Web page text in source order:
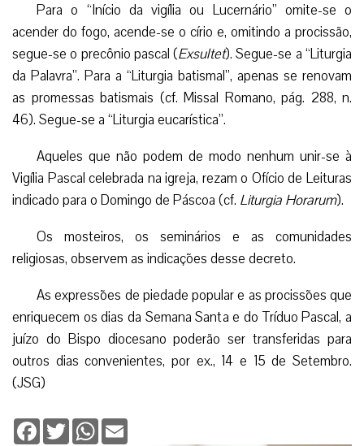
Para o “Início da vigília ou Lucernário” omite-se o
acender do fogo, acende-se o círio e, omitindo a procissão,
segue-se o precônio pascal (Exsultet). Segue-se a “Liturgia
da Palavra”. Para a “Liturgia batismal”, apenas se renovam
as promessas batismais (cf. Missal Romano, pág. 288, n.
46). Segue-se a “Liturgia eucarística”.
Aqueles que não podem de modo nenhum unir-se à
Vigília Pascal celebrada na igreja, rezam o Ofício de Leituras
indicado para o Domingo de Páscoa (cf. Liturgia Horarum).
Os mosteiros, os seminários e as comunidades
religiosas, observem as indicações desse decreto.
As expressões de piedade popular e as procissões que
enriquecem os dias da Semana Santa e do Tríduo Pascal, a
juízo do Bispo diocesano poderão ser transferidas para
outros dias convenientes, por ex., 14 e 15 de Setembro.
(JSG)
Facebook
TwitterWhatsApp